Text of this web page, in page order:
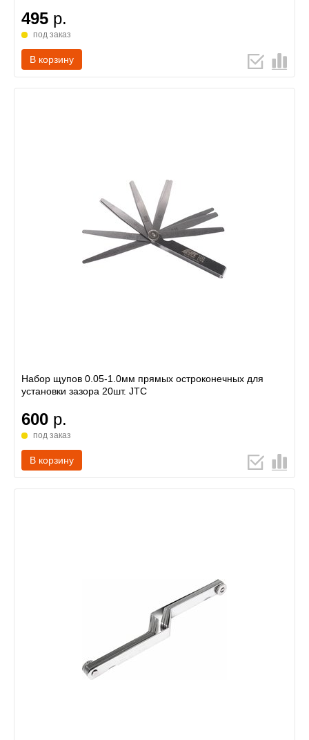
495 р.
под заказ
В корзину
Набор щупов 0.05-1.0мм прямых остроконечных для
установки зазора 20шт. JTC
600 р.
под заказ
В корзину